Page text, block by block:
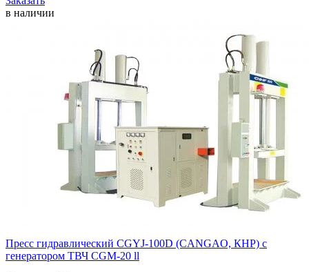
в наличии
Пресс гидравлический CGYJ-100D (CANGAO, КНР) с
генератором ТВЧ CGM-20 ll